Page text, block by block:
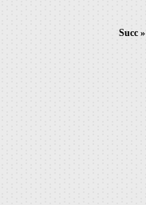
Succ »